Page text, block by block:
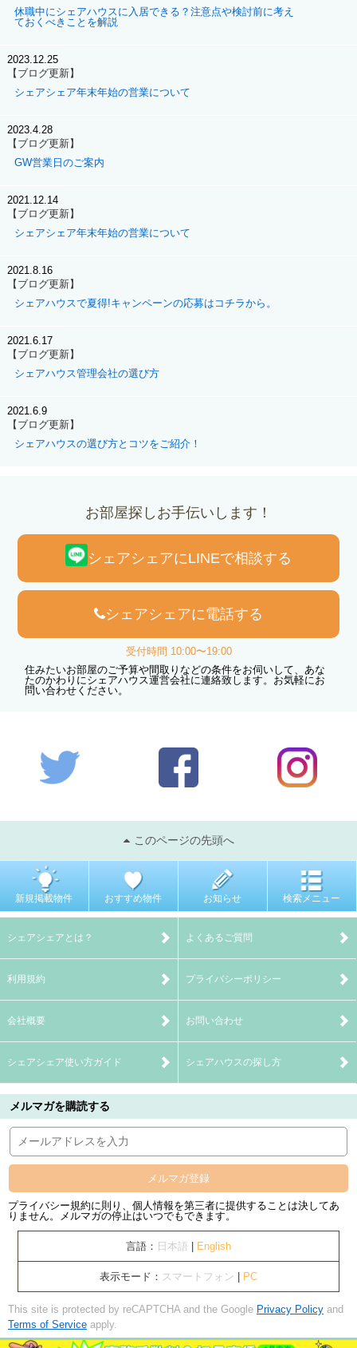
休職中にシェアハウスに入居できる？注意点や検討前に考え
ておくべきことを解説
2023.12.25
【ブログ更新】
シェアシェア年末年始の営業について
2023.4.28
【ブログ更新】
GW営業日のご案内
2021.12.14
【ブログ更新】
シェアシェア年末年始の営業について
2021.8.16
【ブログ更新】
シェアハウスで夏得!キャンペーンの応募はコチラから。
2021.6.17
【ブログ更新】
シェアハウス管理会社の選び方
2021.6.9
【ブログ更新】
シェアハウスの選び方とコツをご紹介！
お部屋探しお手伝いします！
シェアシェアにLINEで相談する
シェアシェアに電話する
受付時間 10:00〜19:00
住みたいお部屋のご予算や間取りなどの条件をお伺いして、あな
たのかわりにシェアハウス運営会社に連絡致します。お気軽にお
問い合わせください。
このページの先頭へ
新規掲載物件 おすすめ物件 お知らせ 検索メニュー
シェアシェアとは？ よくあるご質問
利用規約 プライバシーポリシー
会社概要 お問い合わせ
シェアシェア使い方ガイド シェアハウスの探し方
メルマガを購読する
メルマガ登録
プライバシー規約に則り、個人情報を第三者に提供することは決してあ
りません。メルマガの停止はいつでもできます。
言語： 日本語 English
表示モード： スマートフォン PC
This site is protected by reCAPTCHA and the Google Privacy Policy and
Terms of Service apply.